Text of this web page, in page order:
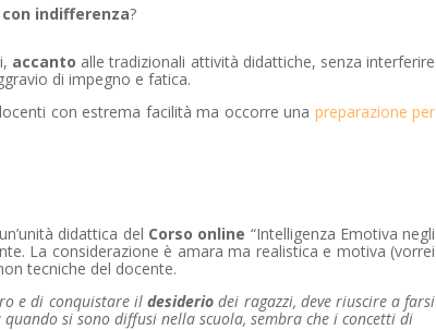
con indifferenza?
accanto alle tradizionali attività didattiche, senza interferire
di impegno e fatica.
con estrema facilità ma occorre una preparazione per
didattica del Corso online “Intelligenza Emotiva negli
La considerazione è amara ma realistica e motiva (vorrei
tecniche del docente.
e di conquistare ildesiderio dei ragazzi, deve riuscire a farsi
si sono diffusi nella scuola, sembra che i concetti di